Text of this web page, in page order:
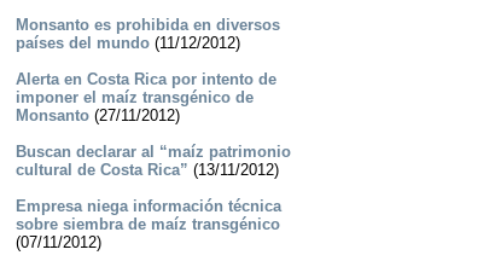
Monsanto es prohibida en diversos
países del mundo(11/12/2012)
Alerta en Costa Rica por intento de
imponer el maíz transgénico de
Monsanto(27/11/2012)
Buscan declarar al “maíz patrimonio
cultural de Costa Rica” (13/11/2012)
Empresa niega información técnica
sobre siembra de maíz transgénico
(07/11/2012)